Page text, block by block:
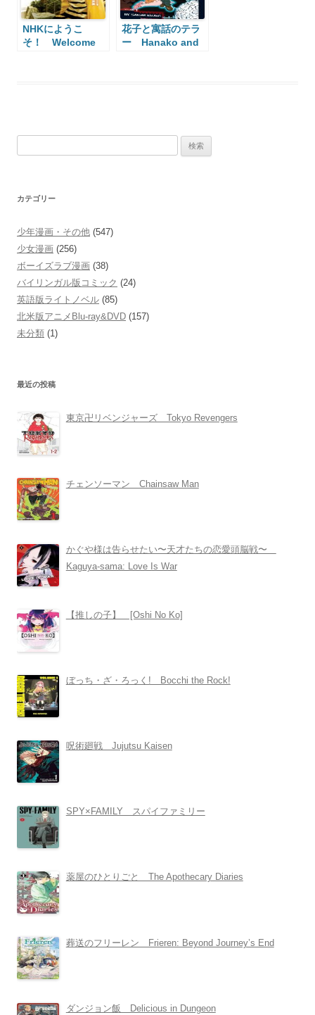
NHKにようこ
そ！ Welcome
花子と寓話のテラ
ー Hanako and
カテゴリー
少年漫画・その他 (547)
少女漫画 (256)
ボーイズラブ漫画 (38)
バイリンガル版コミック (24)
英語版ライトノベル (85)
北米版アニメBlu-ray&DVD (157)
未分類 (1)
最近の投稿
東京卍リベンジャーズ Tokyo Revengers
チェンソーマン Chainsaw Man
かぐや様は告らせたい〜天才たちの恋愛頭脳戦〜
Kaguya-sama: Love Is War
【推しの子】 [Oshi No Ko]
ぼっち・ざ・ろっく! Bocchi the Rock!
呪術廻戦 Jujutsu Kaisen
SPY×FAMILY スパイファミリー
薬屋のひとりごと The Apothecary Diaries
葬送のフリーレン Frieren: Beyond Journey’s End
ダンジョン飯 Delicious in Dungeon